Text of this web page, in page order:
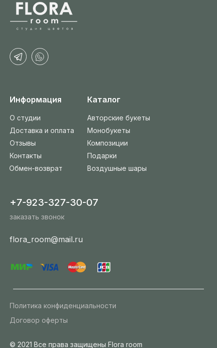
Авторские букеты
Композиции
Подарки
Монобукеты
Каталог
+7-923-327-30-07
Политика конфиденциальности
flora_room@mail.ru
Договор оферты
Информация
заказать звонок
© 2021 Все права защищены Flora room
О студии
Отзывы
Доставка и оплата
Контакты
Обмен-возврат
Воздушные шары